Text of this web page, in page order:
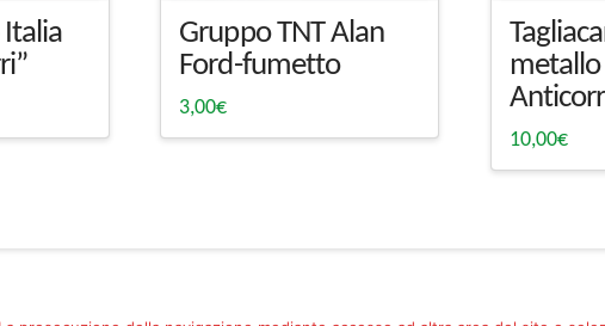
Gruppo TNT Alan
Ford-fumetto
3,00€
metallo
10,00€